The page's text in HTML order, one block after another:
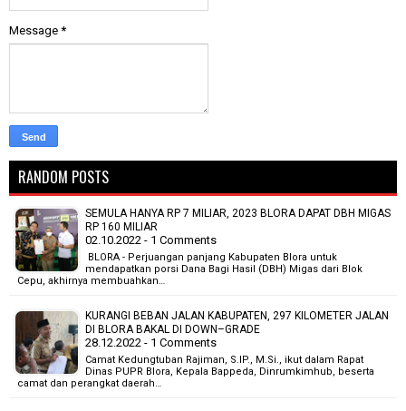
Message *
RANDOM POSTS
SEMULA HANYA RP 7 MILIAR, 2023 BLORA DAPAT DBH MIGAS
RP 160 MILIAR
02.10.2022 - 1 Comments
BLORA - Perjuangan panjang Kabupaten Blora untuk
mendapatkan porsi Dana Bagi Hasil (DBH) Migas dari Blok
Cepu, akhirnya membuahkan…
KURANGI BEBAN JALAN KABUPATEN, 297 KILOMETER JALAN
DI BLORA BAKAL DI DOWN–GRADE
28.12.2022 - 1 Comments
Camat Kedungtuban Rajiman, S.IP., M.Si., ikut dalam Rapat
Dinas PUPR Blora, Kepala Bappeda, Dinrumkimhub, beserta
camat dan perangkat daerah…